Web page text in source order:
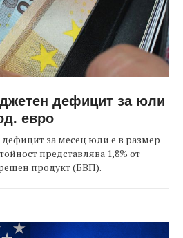
дефицит за юли
евро
за месец юли е в размер
представлява 1,8% от
продукт (БВП).